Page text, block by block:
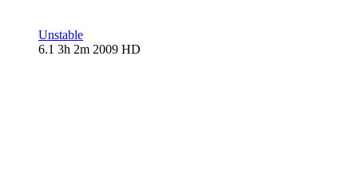
Unstable
6.1 3h 2m 2009 HD